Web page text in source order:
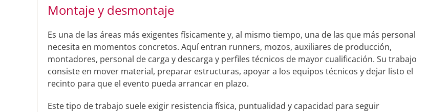
Montaje y desmontaje
Es una de las áreas más exigentes físicamente y, al mismo tiempo, una de las que más personal
necesita en momentos concretos. Aquí entran runners, mozos, auxiliares de producción,
montadores, personal de carga y descarga y perfiles técnicos de mayor cualificación. Su trabajo
consiste en mover material, preparar estructuras, apoyar a los equipos técnicos y dejar listo el
recinto para que el evento pueda arrancar en plazo.
Este tipo de trabajo suele exigir resistencia física, puntualidad y capacidad para seguir